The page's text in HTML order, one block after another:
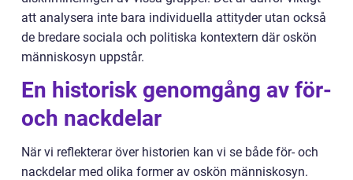
att analysera inte bara individuella attityder utan också
de bredare sociala och politiska kontextern där oskön
människosyn uppstår.
En historisk genomgång av för-
och nackdelar
När vi reflekterar över historien kan vi se både för- och
nackdelar med olika former av oskön människosyn.